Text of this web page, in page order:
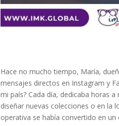
Hace no mucho tiempo, María,
mensajes directos en Instagram y
mi país? Cada día, dedicaba horas
diseñar nuevas colecciones o en la
operativa se había convertido en